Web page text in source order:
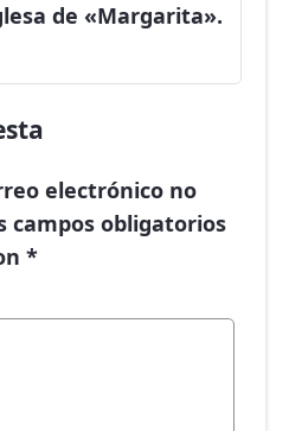
de «Margarita».
electrónico no
campos obligatorios
*